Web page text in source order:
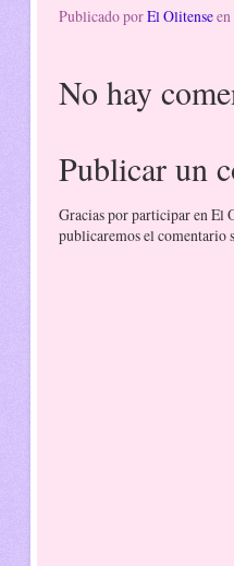
Publicado porEl Olitenseen
No hay
Publicar un
Gracias por participar en El
publicaremos el comentario